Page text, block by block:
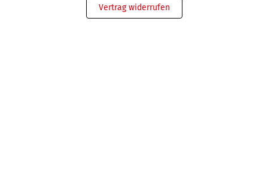
Vertrag widerrufen